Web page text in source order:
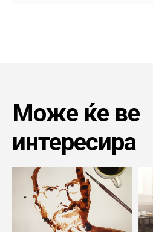
Може ќе ве
интересира